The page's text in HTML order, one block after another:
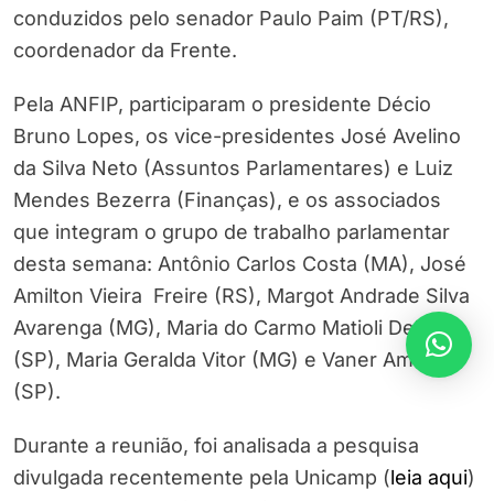
conduzidos pelo senador Paulo Paim (PT/RS),
coordenador da Frente.
Pela ANFIP, participaram o presidente Décio
Bruno Lopes, os vice-presidentes José Avelino
da Silva Neto (Assuntos Parlamentares) e Luiz
Mendes Bezerra (Finanças), e os associados
que integram o grupo de trabalho parlamentar
desta semana: Antônio Carlos Costa (MA), José
Amilton Vieira Freire (RS), Margot Andrade Silva
Avarenga (MG), Maria do Carmo Matioli Delsin
(SP), Maria Geralda Vitor (MG) e Vaner Amadio
(SP).
Durante a reunião, foi analisada a pesquisa
divulgada recentemente pela Unicamp (leia aqui)